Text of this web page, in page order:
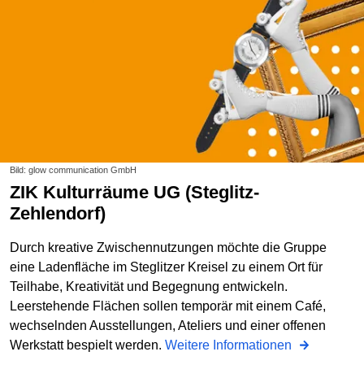
Bild: glow communication GmbH
ZIK Kulturräume UG (Steglitz-
Zehlendorf)
Durch kreative Zwischennutzungen möchte die Gruppe
eine Ladenfläche im Steglitzer Kreisel zu einem Ort für
Teilhabe, Kreativität und Begegnung entwickeln.
Leerstehende Flächen sollen temporär mit einem Café,
wechselnden Ausstellungen, Ateliers und einer offenen
Werkstatt bespielt werden. Weitere Informationen